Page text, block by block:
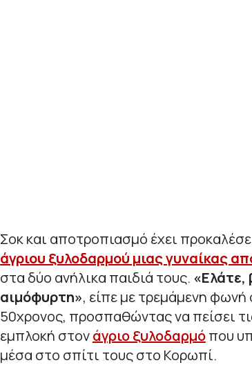
Σοκ και αποτροπιασμό έχει
άγριου ξυλοδαρμού μιας γυναίκας
στα δύο ανήλικα παιδιά τους. «Ελάτε,
αιμόφυρτη», είπε με τρεμάμενη
50χρονος, προσπαθώντας να πείσει
εμπλοκή στονάγριο ξυλοδαρμόπου
μέσα στο σπίτι τους στο Κορωπί.